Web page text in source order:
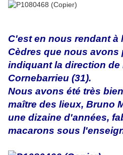
C'est en nous rendant à
Cèdres que nous avons
indiquant la direction de
Cornebarrieu (31).
Nous avons été très
maître des lieux, Bruno
une dizaine d'années,
macarons sous